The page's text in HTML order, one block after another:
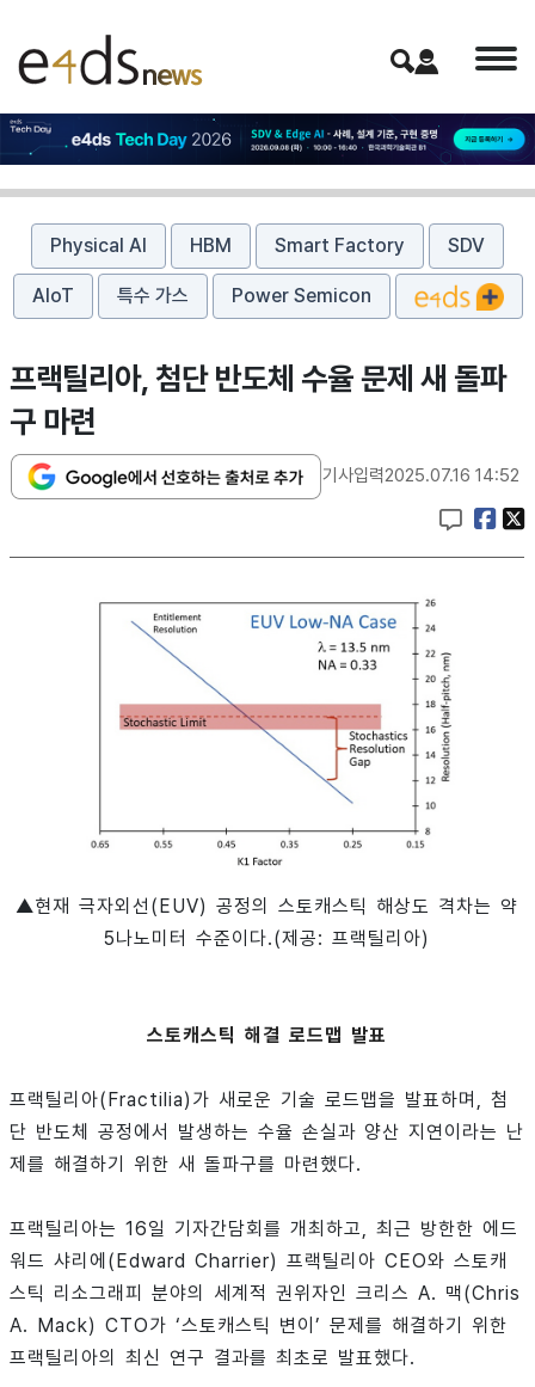
Physical AI HBM Smart Factory SDV
AIoT 특수 가스 Power Semicon
프랙틸리아, 첨단 반도체 수율 문제 새 돌파
구 마련
기사입력2025.07.16 14:52
▲현재 극자외선(EUV) 공정의 스토캐스틱 해상도 격차는 약
5나노미터 수준이다.(제공: 프랙틸리아)
스토캐스틱 해결 로드맵 발표
프랙틸리아(Fractilia)가 새로운 기술 로드맵을 발표하며, 첨
단 반도체 공정에서 발생하는 수율 손실과 양산 지연이라는 난
제를 해결하기 위한 새 돌파구를 마련했다.
프랙틸리아는 16일 기자간담회를 개최하고, 최근 방한한 에드
워드 샤리에(Edward Charrier) 프랙틸리아 CEO와 스토캐
스틱 리소그래피 분야의 세계적 권위자인 크리스 A. 맥(Chris
A. Mack) CTO가 ‘스토캐스틱 변이’ 문제를 해결하기 위한
프랙틸리아의 최신 연구 결과를 최초로 발표했다.